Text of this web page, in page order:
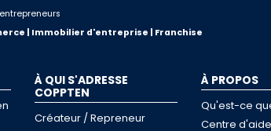
| Immobilier d'entreprise | Franchise
À QUI S'ADRESSE
COPPTEN
Créateur / Repreneur
À PROPOS
Qu'est-ce
Centre d'aide